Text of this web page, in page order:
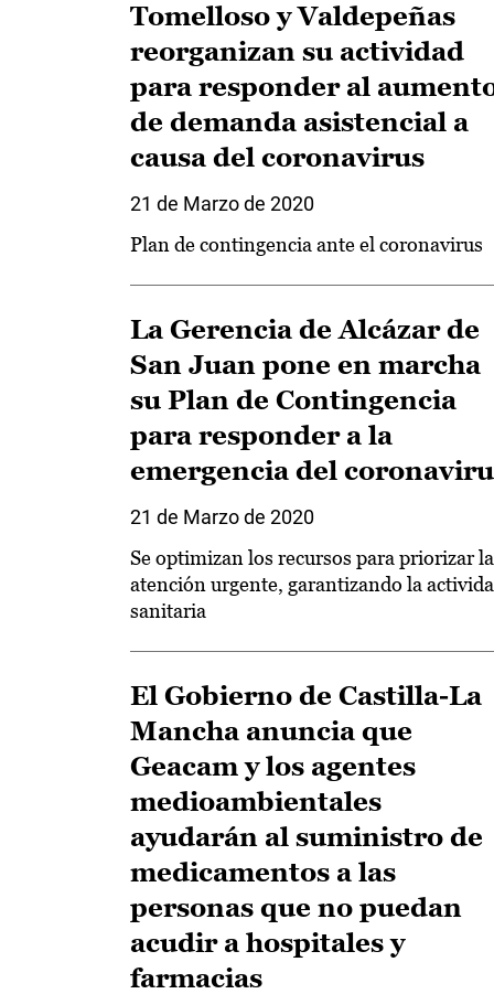
Tomelloso y Valdepeñas
reorganizan su actividad
para responder al
de demanda asistencial a
causa del coronavirus
21 de Marzo de 2020
Plan de contingencia ante el coronavirus
La Gerencia de Alcázar de
San Juan pone en marcha
su Plan de Contingencia
para responder a la
emergencia del
21 de Marzo de 2020
Se optimizan los recursos para priorizar la
atención urgente, garantizando la
sanitaria
El Gobierno de Castilla-La
Mancha anuncia que
Geacam y los agentes
medioambientales
ayudarán al suministro de
medicamentos a las
personas que no puedan
acudir a hospitales y
farmacias